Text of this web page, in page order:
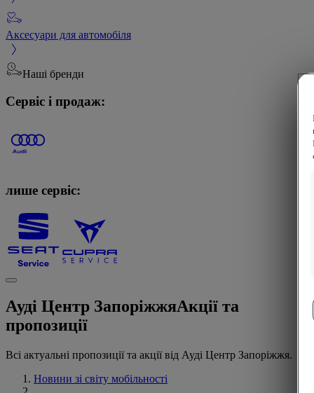
Аксесуари для автомобіля
Наші бренди
Сервіс і продаж:
лише сервіс:
Ауді Центр ЗапоріжжяАкції та
пропозиції
Всі актуальні пропозиції та акції від Ауді Центр Запоріжжя.
Новини зі світу мобільності